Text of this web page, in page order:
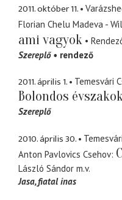
2011. október 11.
Florian Chelu Madeva -
ami vagyok
Szereplő
rendező
2011. április 1. Temesvári
Bolondos
Szereplő
2010. április 30.
Anton Pavlovics Csehov
László Sándor m.v.
Jasa fiatal inas